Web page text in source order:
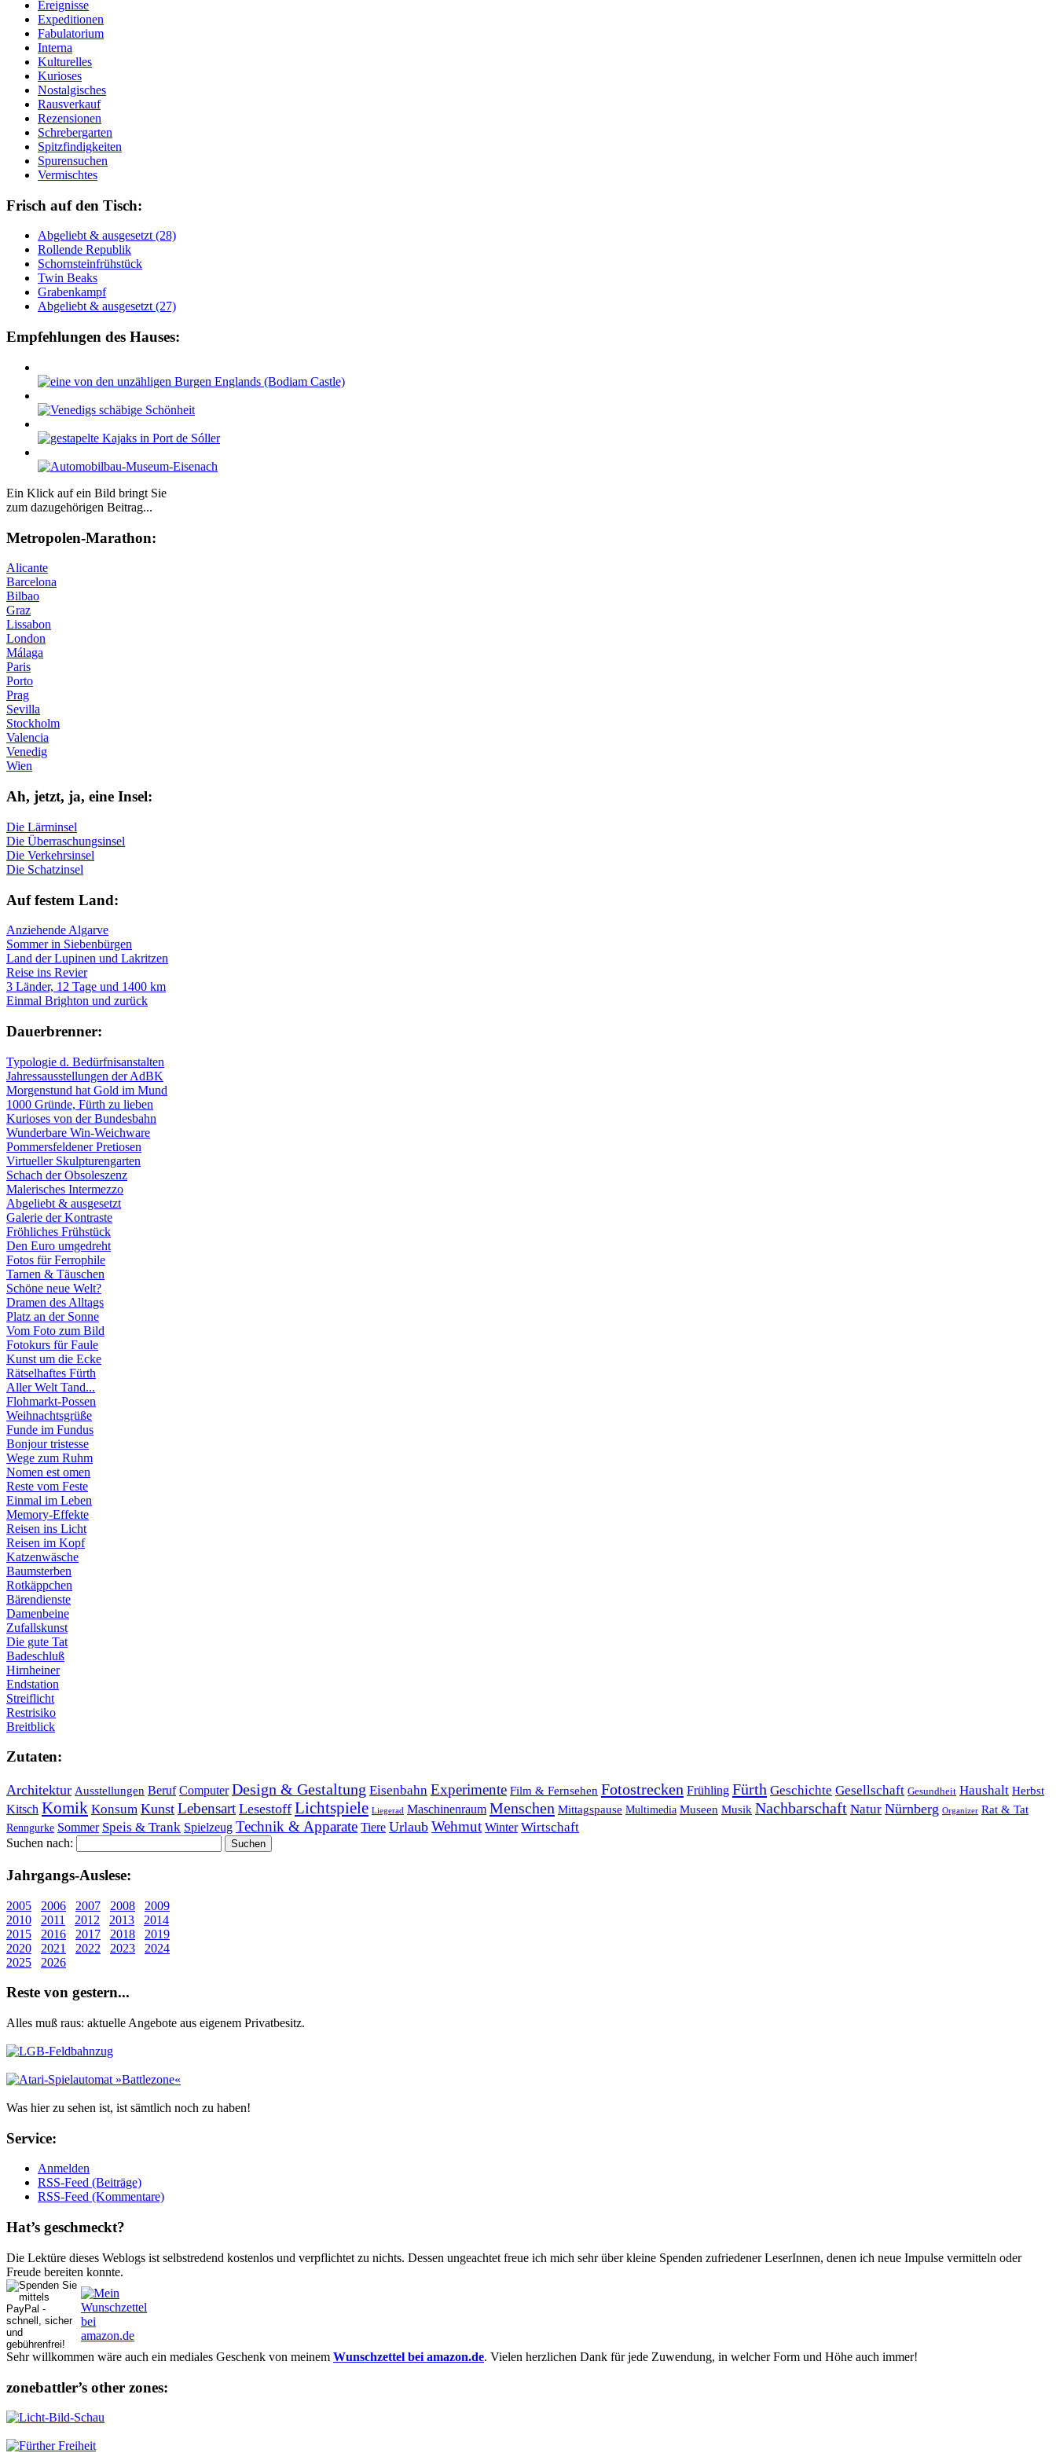
Ereignisse
Expeditionen
Fabulatorium
Interna
Kulturelles
Kurioses
Nostalgisches
Rausverkauf
Rezensionen
Schrebergarten
Spitzfindigkeiten
Spurensuchen
Vermischtes
Frisch auf den Tisch:
Ab­ge­liebt & aus­ge­setzt (28)
Rol­len­de Re­pu­blik
Schorn­stein­früh­stück
Twin Beaks
Gra­ben­kampf
Ab­ge­liebt & aus­ge­setzt (27)
Empfehlungen des Hauses:
Ein Klick auf ein Bild bringt Sie
zum dazugehörigen Beitrag...
Me­tro­po­len-Ma­ra­thon:
Alicante
Barcelona
Bilbao
Graz
Lissabon
London
Málaga
Paris
Porto
Prag
Sevilla
Stockholm
Valencia
Venedig
Wien
Ah, jetzt, ja, ei­ne In­sel:
Die Lärminsel
Die Überraschungsinsel
Die Verkehrsinsel
Die Schatzinsel
Auf fe­stem Land:
Anziehende Algarve
Sommer in Siebenbürgen
Land der Lupinen und Lakritzen
Reise ins Revier
3 Länder, 12 Tage und 1400 km
Einmal Brighton und zurück
Dau­er­bren­ner:
Typologie d. Bedürfnisanstalten
Jahressausstellungen der AdBK
Morgenstund hat Gold im Mund
1000 Gründe, Fürth zu lieben
Kurioses von der Bundesbahn
Wunderbare Win-Weichware
Pommersfeldener Pretiosen
Virtueller Skulpturengarten
Schach der Obsoleszenz
Malerisches Intermezzo
Abgeliebt & ausgesetzt
Galerie der Kontraste
Fröhliches Frühstück
Den Euro umgedreht
Fotos für Ferrophile
Tarnen & Täuschen
Schöne neue Welt?
Dramen des Alltags
Platz an der Sonne
Vom Foto zum Bild
Fotokurs für Faule
Kunst um die Ecke
Rätselhaftes Fürth
Aller Welt Tand...
Flohmarkt-Possen
Weihnachtsgrüße
Funde im Fundus
Bonjour tristesse
Wege zum Ruhm
Nomen est omen
Reste vom Feste
Einmal im Leben
Memory-Effekte
Reisen ins Licht
Reisen im Kopf
Katzenwäsche
Baumsterben
Rotkäppchen
Bärendienste
Damenbeine
Zufallskunst
Die gute Tat
Badeschluß
Hirnheiner
Endstation
Streiflicht
Restrisiko
Breitblick
Zu­ta­ten:
Architektur Ausstellungen Beruf Computer Design & Gestaltung Eisenbahn Experimente Film & Fernsehen Fotostrecken Frühling Fürth Geschichte Gesellschaft Gesundheit Haushalt Herbst
Kitsch Komik Konsum Kunst Lebensart Lesestoff Lichtspiele Liegerad Maschinenraum Menschen Mittagspause Multimedia Museen Musik Nachbarschaft Natur Nürnberg Organizer Rat & Tat
Renngurke Sommer Speis & Trank Spielzeug Technik & Apparate Tiere Urlaub Wehmut Winter Wirtschaft
Suchen nach:
Jahr­gangs-Aus­le­se:
2005 2006 2007 2008
2009
2010
2011 2012 2013
2014
2015
2016 2017 2018
2019
2020
2021 2022 2023
2024
2025
2026
Re­ste von ge­stern...
Alles muß raus: aktuelle An­ge­bo­te aus eigenem Privatbesitz.
Was hier zu sehen ist, ist sämt­lich noch zu haben!
Ser­vice:
Anmelden
RSS-Feed (Beiträge)
RSS-Feed (Kommentare)
Hat’s ge­schmeckt?
Die Lektüre dieses Weblogs ist selbstredend kostenlos und ver­pflich­tet zu nichts. Dessen un­ge­achtet freue ich mich sehr über kleine Spenden zufriedener Le­serInnen, denen ich neue Im­pul­se vermitteln oder
Freude bereiten konnte.
Sehr willkommen wäre auch ein mediales Geschenk von meinem Wunschzettel bei amazon.de. Vielen herzlichen Dank für jede Zuwendung, in welcher Form und Höhe auch immer!
zonebattler’s other zo­nes: